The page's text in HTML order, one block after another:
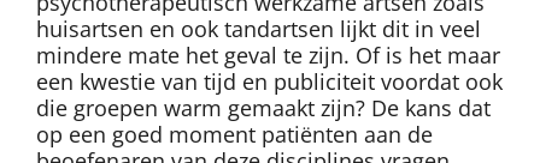
huisartsen en ook tandartsen lijkt dit in veel
mindere mate het geval te zijn. Of is het maar
een kwestie van tijd en publiciteit voordat ook
die groepen warm gemaakt zijn? De kans dat
op een goed moment patiënten aan de